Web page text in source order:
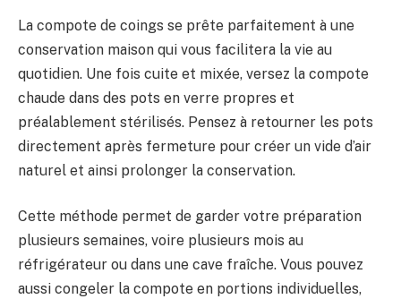
La compote de coings se prête parfaitement à une
conservation maison qui vous facilitera la vie au
quotidien. Une fois cuite et mixée, versez la compote
chaude dans des pots en verre propres et
préalablement stérilisés. Pensez à retourner les pots
directement après fermeture pour créer un vide d’air
naturel et ainsi prolonger la conservation.
Cette méthode permet de garder votre préparation
plusieurs semaines, voire plusieurs mois au
réfrigérateur ou dans une cave fraîche. Vous pouvez
aussi congeler la compote en portions individuelles,